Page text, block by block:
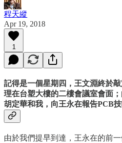
程天縱
Apr 19, 2018
1
記得是一個星期四，王文淵終於
理在台塑大樓的二樓會議室會面
胡定華和我，向王永在報告PCB技
由於我們提早到達，王永在的前